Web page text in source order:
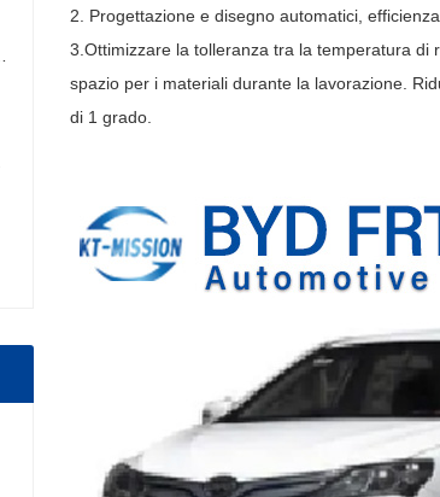
2. Progettazione e disegno automatici,
3.Ottimizzare la tolleranza tra la temperatura di
spazio per i materiali durante la lavorazione.
di 1 grado.